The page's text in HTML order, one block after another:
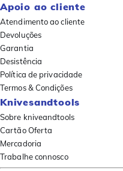
Apoio ao cliente
Atendimento ao cliente
Devoluções
Garantia
Desistência
Política de privacidade
Termos & Condições
Knivesandtools
Sobre kniveandtools
Cartão Oferta
Mercadoria
Trabalhe connosco